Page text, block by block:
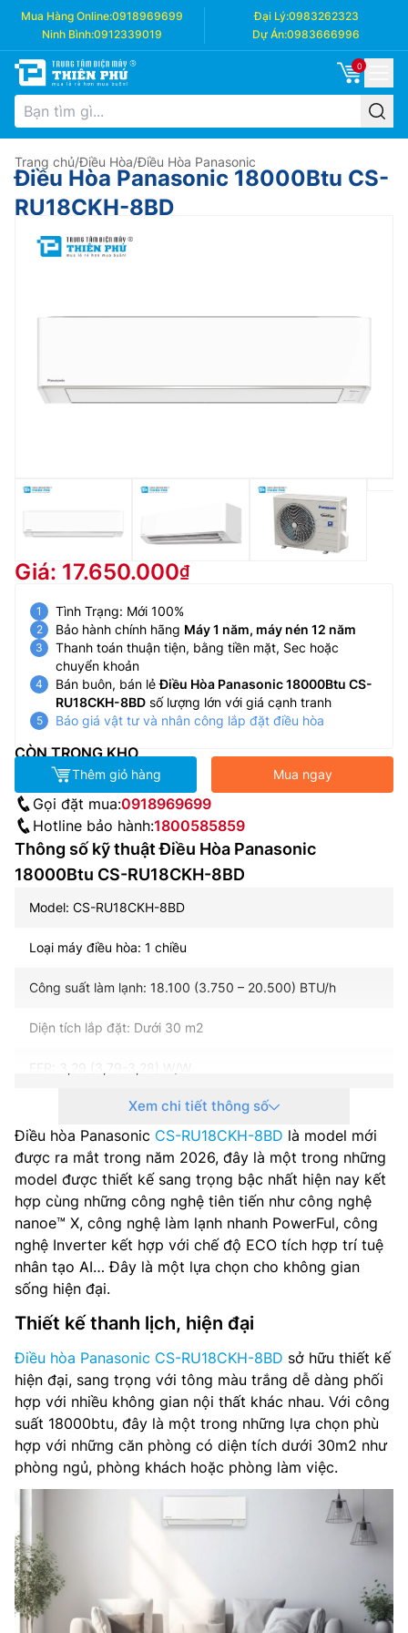
Mua Hàng Online:0918969699 Đại Lý:0983262323
Ninh Bình:0912339019 Dự Án:0983666996
0
Trang chủ/Điều Hòa/Điều Hòa Panasonic
Điều Hòa Panasonic 18000Btu CS-
RU18CKH-8BD
Giá: 17.650.000
Tình Trạng: Mới 100%
Bảo hành chính hãng Máy 1 năm, máy nén 12 năm
Thanh toán thuận tiện, bằng tiền mặt, Sec hoặc
chuyển khoản
Bán buôn, bán lẻĐiều Hòa Panasonic 18000Btu CS-
RU18CKH-8BD số lượng lớn với giá cạnh tranh
Báo giá vật tư và nhân công lắp đặt điều hòa
CÒN TRONG KHO
Thêm giỏ hàng Mua ngay
Gọi đặt mua:0918969699
Hotline bảo hành:1800585859
Thông số kỹ thuật Điều Hòa Panasonic
18000Btu CS-RU18CKH-8BD
Model: CS-RU18CKH-8BD
Loại máy điều hòa: 1 chiều
Công suất làm lạnh: 18.100 (3.750 – 20.500) BTU/h
Diện tích lắp đặt: Dưới 30 m2
EER: 3,29 (3,79-3,28) W/W
CSPF: 5,97 W/W (5★)
Nguồn điện: 1 pha, 220-240 V, 50-60 Hz
Công suất điện vào: 1.610 (290-1.830) W
Lưu lượng gió dàn lạnh: 19,3 m³/phút
Độ ồn dàn lạnh: 44/32/28 dB(A)
Độ ồn dàn nóng: 50 dB(A)
Công nghệ inverter Có
Môi chất lạnh: R32
Kích thước dàn lạnh: 295 x 1060 x 249 mm
Kích thước dàn nóng: 619 x 824 x 299 mm
Trọng lượng dàn nóng: 29 kg
Kích thước đường ống (lỏng/hơi): 6.35/12.7 mm
Xem chi tiết thông số
Điều hòa Panasonic CS-RU18CKH-8BD là model mới
được ra mắt trong năm 2026, đây là một trong những
model được thiết kế sang trọng bậc nhất hiện nay kết
hợp cùng những công nghệ tiên tiến như công nghệ
nanoe™ X, công nghệ làm lạnh nhanh PowerFul, công
nghệ Inverter kết hợp với chế độ ECO tích hợp trí tuệ
nhân tạo AI… Đây là một lựa chọn cho không gian
sống hiện đại.
Thiết kế thanh lịch, hiện đại
Điều hòa Panasonic CS-RU18CKH-8BD sở hữu thiết kế
hiện đại, sang trọng với tông màu trắng dễ dàng phối
hợp với nhiều không gian nội thất khác nhau. Với công
suất 18000btu, đây là một trong những lựa chọn phù
hợp với những căn phòng có diện tích dưới 30m2 như
phòng ngủ, phòng khách hoặc phòng làm việc.